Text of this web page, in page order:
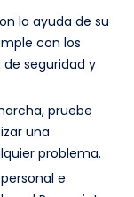
la ayuda de su
con los
seguridad y
pruebe
una
problema.
e